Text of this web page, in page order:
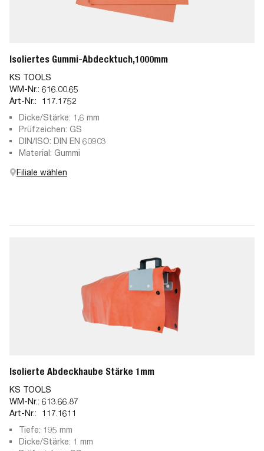
Isoliertes Gummi-Abdecktuch,1000mm
KS TOOLS
WM-Nr.: 616.00.65
Art-Nr.:
117.1752
Dicke/Stärke: 1,6 mm
Prüfzeichen: GS
DIN/ISO: DIN EN 60903
Material: Gummi
Filiale wählen
Isolierte Abdeckhaube Stärke 1mm
KS TOOLS
WM-Nr.: 613.66.87
Art-Nr.:
117.1611
Tiefe: 195 mm
Dicke/Stärke: 1 mm